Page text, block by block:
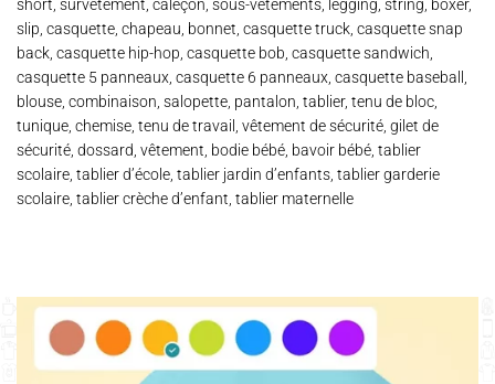
short, survêtement, caleçon, sous-vêtements, legging, string, boxer,
slip, casquette, chapeau, bonnet, casquette truck, casquette snap
back, casquette hip-hop, casquette bob, casquette sandwich,
casquette 5 panneaux, casquette 6 panneaux, casquette baseball,
blouse, combinaison, salopette, pantalon, tablier, tenu de bloc,
tunique, chemise, tenu de travail, vêtement de sécurité, gilet de
sécurité, dossard, vêtement, bodie bébé, bavoir bébé, tablier
scolaire, tablier d’école, tablier jardin d’enfants, tablier garderie
scolaire, tablier crèche d’enfant, tablier maternelle